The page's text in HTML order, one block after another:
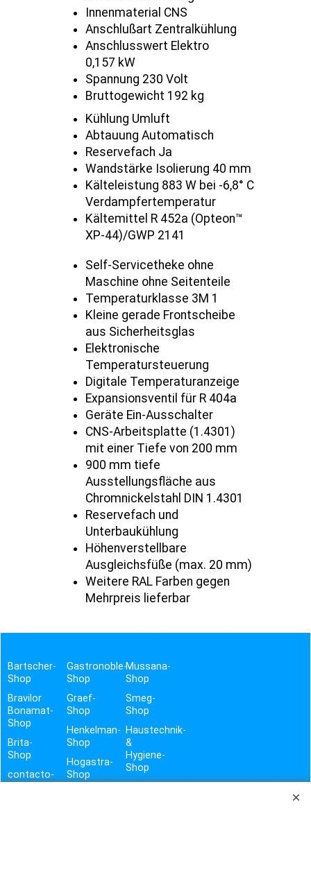
Innenmaterial CNS
Anschlußart Zentralkühlung
Anschlusswert Elektro
0,157 kW
Spannung 230 Volt
Bruttogewicht 192 kg
Kühlung Umluft
Abtauung Automatisch
Reservefach Ja
Wandstärke Isolierung 40 mm
Kälteleistung 883 W bei -6,8° C
Verdampfertemperatur
Kältemittel R 452a (Opteon™
XP-44)/GWP 2141
Self-Servicetheke ohne
Maschine ohne Seitenteile
Temperaturklasse 3M 1
Kleine gerade Frontscheibe
aus Sicherheitsglas
Elektronische
Temperatursteuerung
Digitale Temperaturanzeige
Expansionsventil für R 404a
Geräte Ein-Ausschalter
CNS-Arbeitsplatte (1.4301)
mit einer Tiefe von 200 mm
900 mm tiefe
Ausstellungsfläche aus
Chromnickelstahl DIN 1.4301
Reservefach und
Unterbaukühlung
Höhenverstellbare
Ausgleichsfüße (max. 20 mm)
Weitere RAL Farben gegen
Mehrpreis lieferbar
Bartscher-
Shop
Bravilor
Bonamat-
Shop
Brita-
Shop
contacto-
Gastronoble-
Shop
Graef-
Shop
Henkelman-
Shop
Hogastra-
Shop
Mussana-
Shop
Smeg-
Shop
Haustechnik-
&
Hygiene-
Shop